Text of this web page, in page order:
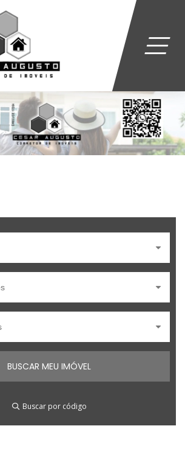
Buscar por código